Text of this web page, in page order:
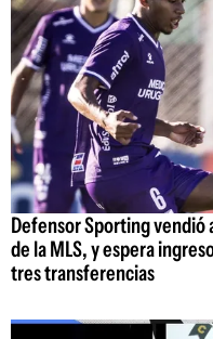
Defensor Sporting vendió
de la MLS, y espera
tres transferencias